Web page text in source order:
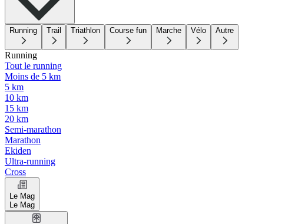
Running Trail Triathlon Course fun Marche Vélo Autre
Running
Tout le running
Moins de 5 km
5 km
10 km
15 km
20 km
Semi-marathon
Marathon
Ekiden
Ultra-running
Cross
Le Mag
Le Mag